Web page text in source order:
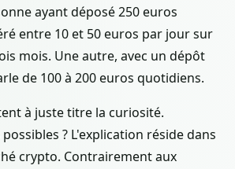
ayant déposé 250 euros
entre 10 et 50 euros par jour sur
mois. Une autre, avec un dépôt
de 100 à 200 euros quotidiens.
à juste titre la curiosité.
? L'explication réside dans
crypto. Contrairement aux